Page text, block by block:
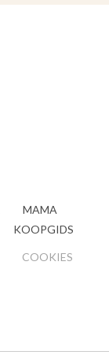
MAMA
KOOPGIDS
COOKIES